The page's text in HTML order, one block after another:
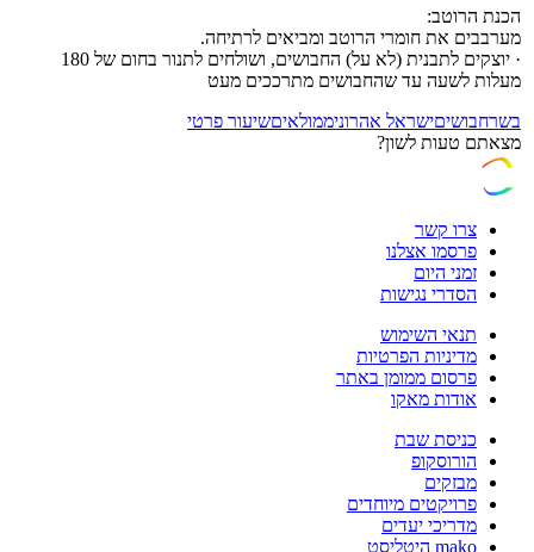
הכנת הרוטב:
מערבבים את חומרי הרוטב ומביאים לרתיחה.
· יוצקים לתבנית (לא על) החבושים, ושולחים לתנור בחום של 180
מעלות לשעה עד שהחבושים מתרככים מעט
בשרחבושיםישראל אהרוניממולאיםשיעור פרטי
מצאתם טעות לשון?
צרו קשר
פרסמו אצלנו
זמני היום
הסדרי נגישות
תנאי השימוש
מדיניות הפרטיות
פרסום ממומן באתר
אודות מאקו
כניסת שבת
הורוסקופ
מבזקים
פרויקטים מיוחדים
מדריכי יעדים
mako היטליסט